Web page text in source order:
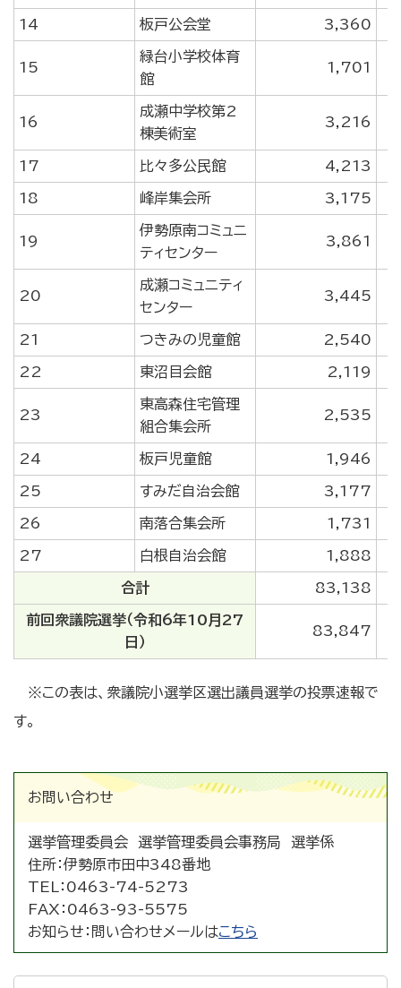
14 板戸公会堂 3,360
15
緑台小学校体育
館
1,701
16
成瀬中学校第2
棟美術室
3,216
17 比々多公民館 4,213
18 峰岸集会所 3,175
19
伊勢原南コミュニ
ティセンター
3,861
20
成瀬コミュニティ
センター
3,445
21 つきみの児童館 2,540
22 東沼目会館 2,119
23
東高森住宅管理
組合集会所
2,535
24 板戸児童館 1,946
25 すみだ自治会館 3,177
26 南落合集会所 1,731
27 白根自治会館 1,888
合計 83,138
前回衆議院選挙（令和6年10月27
日）
83,847
※この表は、衆議院小選挙区選出議員選挙の投票速報で
す。
お問い合わせ
選挙管理委員会 選挙管理委員会事務局 選挙係
住所：伊勢原市田中348番地
TEL： 0463-74-5273
FAX： 0463-93-5575
お知らせ： 問い合わせメールはこちら